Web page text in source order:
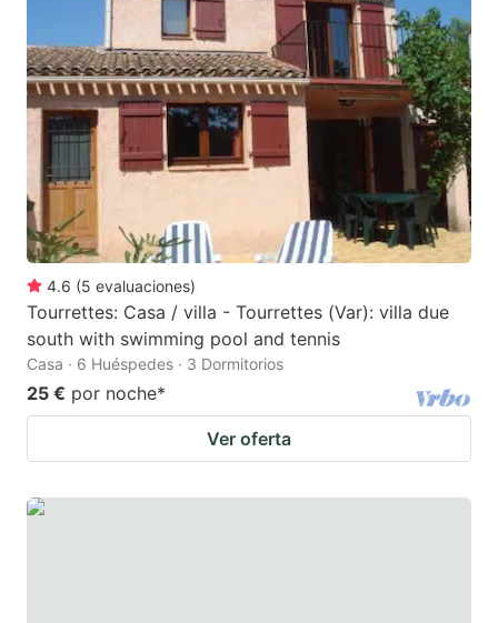
4.6 (5 evaluaciones)
Tourrettes: Casa / villa - Tourrettes (Var): villa due
south with swimming pool and tennis
Casa · 6 Huéspedes · 3 Dormitorios
25 € por noche*
Ver oferta